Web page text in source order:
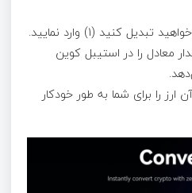
مقدار مورد نظر خود را که می‌خواهید تبدیل کنید (1) وارد نمایید.
معادل را در استیبل‌ کوین
ارز را برای شما به طور خودکار